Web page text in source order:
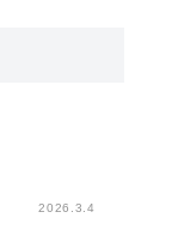
2026.3.4